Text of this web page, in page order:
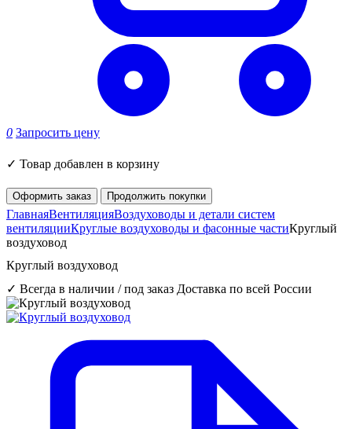
0 Запросить цену
✓ Товар добавлен в корзину
Оформить заказ Продолжить покупки
ГлавнаяВентиляцияВоздуховоды и детали систем
вентиляцииКруглые воздуховоды и фасонные частиКруглый
воздуховод
Круглый воздуховод
✓ Всегда в наличии / под заказ Доставка по всей России